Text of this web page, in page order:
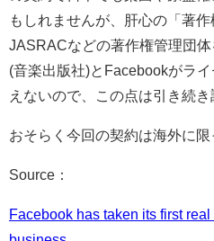
もしれませんが、肝心の「著
JASRACなどの著作権管理団
(音楽出版社)とFacebookがラ
えないので、この点は引き続き
おそらく今回の契約は海外に限
Source：
Facebook has taken its first